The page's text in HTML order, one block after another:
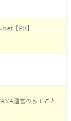
【PR】
運営のおしごと